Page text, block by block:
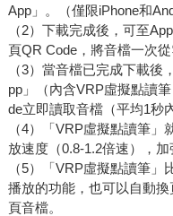
App」。（僅限iPhone和
（2）下載完成後，可至
頁QR Code，將音檔一次
（3）當音檔已完成下載後
pp」（內含VRP虛擬點讀
de立即讀取音檔（平均1秒
（4）「VRP虛擬點讀筆
放速度（0.8-1.2倍速），加
（5）「VRP虛擬點讀筆
播放的功能，也可以自動
頁音檔。